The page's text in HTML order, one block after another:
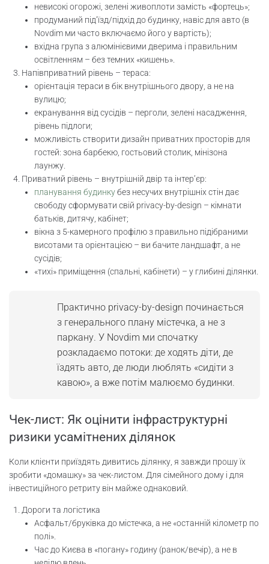
невисокі огорожі, зелені живоплоти замість «фортець»;
продуманий під’їзд/підхід до будинку, навіс для авто (в
Novdim ми часто включаємо його у вартість);
вхідна група з алюмінієвими дверима і правильним
освітленням – без темних «кишень».
Напівприватний рівень – тераса:
орієнтація тераси в бік внутрішнього двору, а не на
вулицю;
екранування від сусідів – перголи, зелені насадження,
рівень підлоги;
можливість створити дизайн приватних просторів для
гостей: зона барбекю, гостьовий столик, мінізона
лаунжу.
Приватний рівень – внутрішній двір та інтер’єр:
планування будинкубез несучих внутрішніх стін дає
свободу сформувати свій privacy-by-design – кімнати
батьків, дитячу, кабінет;
вікна з 5-камерного профілю з правильно підібраними
висотами та орієнтацією – ви бачите ландшафт, а не
сусідів;
«тихі» приміщення (спальні, кабінети) – у глибині ділянки.
Практично privacy-by-design починається
з генерального плану містечка, а не з
паркану. У Novdim ми спочатку
розкладаємо потоки: де ходять діти, де
їздять авто, де люди люблять «сидіти з
кавою», а вже потім малюємо будинки.
Чек-лист: Як оцінити інфраструктурні
ризики усамітнених ділянок
Коли клієнти приїздять дивитись ділянку, я завжди прошу їх
зробити «домашку» за чек-листом. Для сімейного дому і для
інвестиційного ретриту він майже однаковий.
Дороги та логістика
Асфальт/бруківка до містечка, а не «останній кілометр по
полі».
Час до Києва в «погану» годину (ранок/вечір), а не в